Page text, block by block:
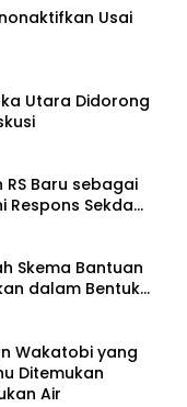
Usai
Utara Didorong
RS Baru sebagai
Respons Sekda
Skema Bantuan
dalam Bentuk
Wakatobi yang
Ditemukan
Air